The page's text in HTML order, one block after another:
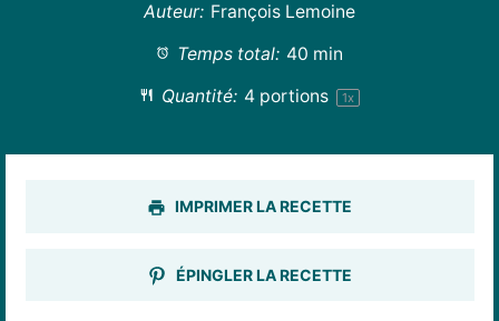
Auteur: François Lemoine
Temps total: 40 min
Quantité: 4portions 1x
IMPRIMER LA RECETTE
ÉPINGLER LA RECETTE